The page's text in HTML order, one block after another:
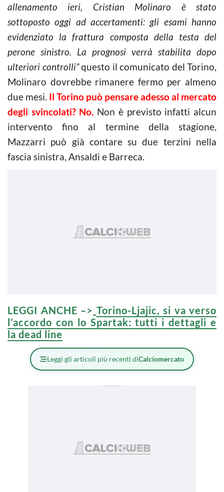
allenamento ieri, Cristian Molinaro è stato
sottoposto oggi ad accertamenti: gli esami hanno
evidenziato la frattura composta della testa del
perone sinistro. La prognosi verrà stabilita dopo
ulteriori controlli”questo il comunicato del Torino,
Molinaro dovrebbe rimanere fermo per almeno
due mesi. Il Torino può pensare adesso al mercato
degli svincolati? No. Non è previsto infatti alcun
intervento fino al termine della stagione,
Mazzarri può già contare su due terzini nella
fascia sinistra, Ansaldi e Barreca.
LEGGI ANCHE –> Torino-Ljajic, si va verso
l’accordo con lo Spartak: tutti i dettagli e
la dead line
Leggi gli articoli più recenti diCalciomercato